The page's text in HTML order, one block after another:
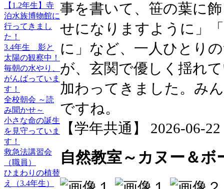
【1.2年生】寺
泊水族博物館に
行ってきまし
た！
3.4年生 影と
太陽の観察中！
毎朝の水やり、
がんばっていま
す！
全校朝会 ～読
み聞かせ～
小さな命の誕生
を見守っていま
す！
救急法講習会
（職員）
ひまわりの植替
え（3.4年生）
事を書いて、笹の葉に
せになりますように」
に」など、一人ひとり
が、玄関で優しく揺れ
加わってきました。み
ですね。
【学年共通】 2026-06-
自然教室～カヌー＆ボ